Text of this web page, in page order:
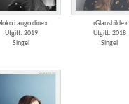
i augo dine»
Utgitt: 2019
Singel
«Glansbilde»
Utgitt: 2018
Singel